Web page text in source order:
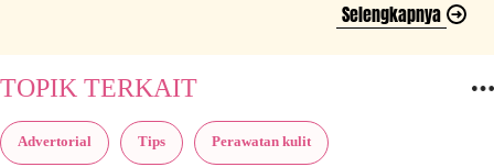
Selengkapnya
TOPIK TERKAIT
Advertorial Tips Perawatan kulit